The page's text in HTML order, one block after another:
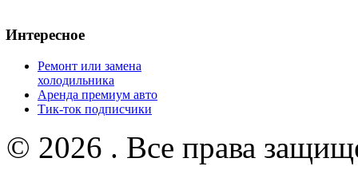
Интересное
Ремонт или замена
холодильника
Аренда премиум авто
Тик-ток подписчики
© 2026 . Все права